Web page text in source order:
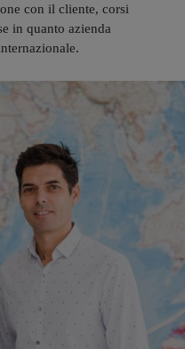
con il cliente, corsi
in quanto azienda